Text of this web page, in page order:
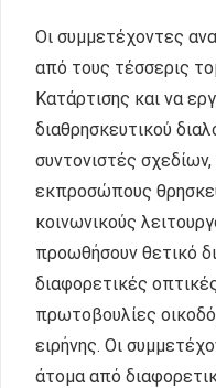
Οι συμμετέχοντες
από τους τέσσερις
Κατάρτισης και να
διαθρησκευτικού
συντονιστές
εκπροσώπους
κοινωνικούς
προωθήσουν θετικό
διαφορετικές
πρωτοβουλίες
ειρήνης. Οι
άτομα από